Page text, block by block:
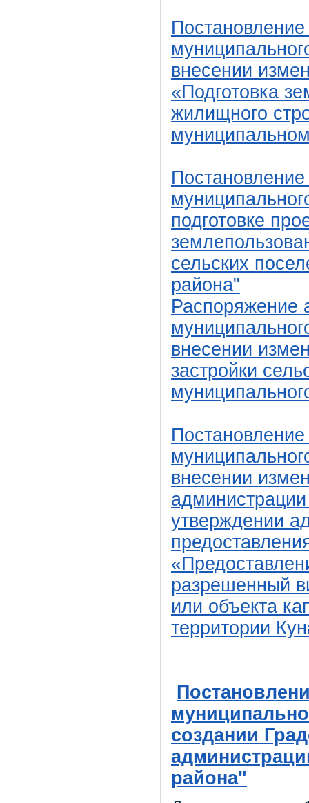
внесении
«Подготовка
жилищного
подготовке
сельских
района"
Распоряжение
внесении
застройки
внесении
утверждении
разрешенный
или объекта
территории
создании
района"